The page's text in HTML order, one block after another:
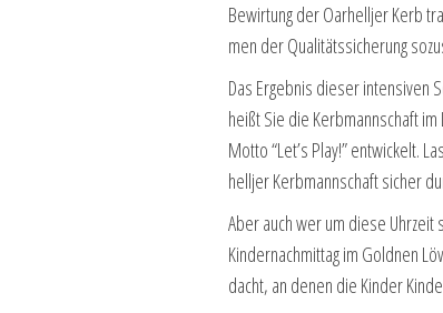
Bewir­tung der Oar­hell­jer Kerb
men der Qua­li­täts­si­che­rung
Das Ergeb­nis die­ser inten­si­ven
heißt Sie die Kerb­mann­schaft
Mot­to “Let’s Play!” ent­wi­ckelt.
hell­jer Kerb­mann­schaft sicher
Aber auch wer um die­se Uhr­zeit
Kin­der­nach­mit­tag im Gold­nen
dacht, an denen die Kin­der